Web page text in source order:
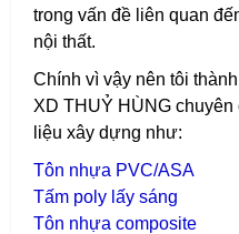
trong vấn đề liên quan
nội thất.
Chính vì vậy nên tôi
XD THUỶ HÙNG
liệu xây dựng như:
Tôn nhựa PVC/ASA
Tấm poly lấy sáng
Tôn nhựa composite